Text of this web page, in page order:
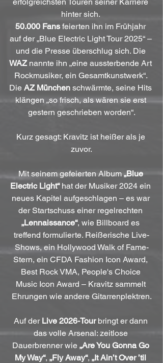
hinter sich.
50.000 Fans feierten ihn im Frühjahr
auf der „Blue Electric Light Tour 2025“ –
und die Presse überschlug sich. Die
WAZ nannte ihn „eine aussterbende Art
Rockmusiker, ein Gesamtkunstwerk“.
Die AZ München schwärmte, seine Hits
klängen „so frisch, als wären sie erst
gestern geschrieben worden“.
Kurz gesagt: Kravitz ist heißer als je
zuvor.
Mit seinem gefeierten Album „Blue
Electric Light“ hat der Musiker 2024 ein
neues Kapitel aufgeschlagen – es war
der Startschuss einer regelrechten
„Lennaissance“, wie Billboard es
treffend formulierte. Reißerische Live-
Shows, ein Hollywood Walk of Fame-
Stern, ein CFDA Fashion Icon Award,
Best Rock VMA, People's Choice
Music Icon Award – Kravitz sammelt
Ehrungen wie andere Gitarrenplektren.
Auf der Live 2026-Tour bringt er dann
das volle Arsenal: zeitlose
Dauerbrenner wie „Are You Gonna Go
My Way“, „Fly Away“, „It Ain’t Over ’til